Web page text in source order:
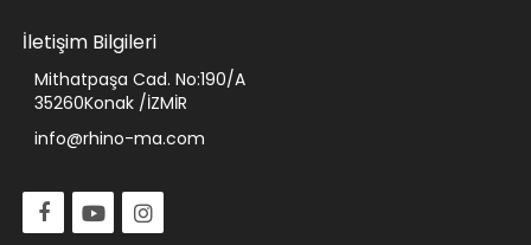
İletişim Bilgileri
Mithatpaşa Cad. No:190/A
35260Konak /İZMİR
info@rhino-ma.com